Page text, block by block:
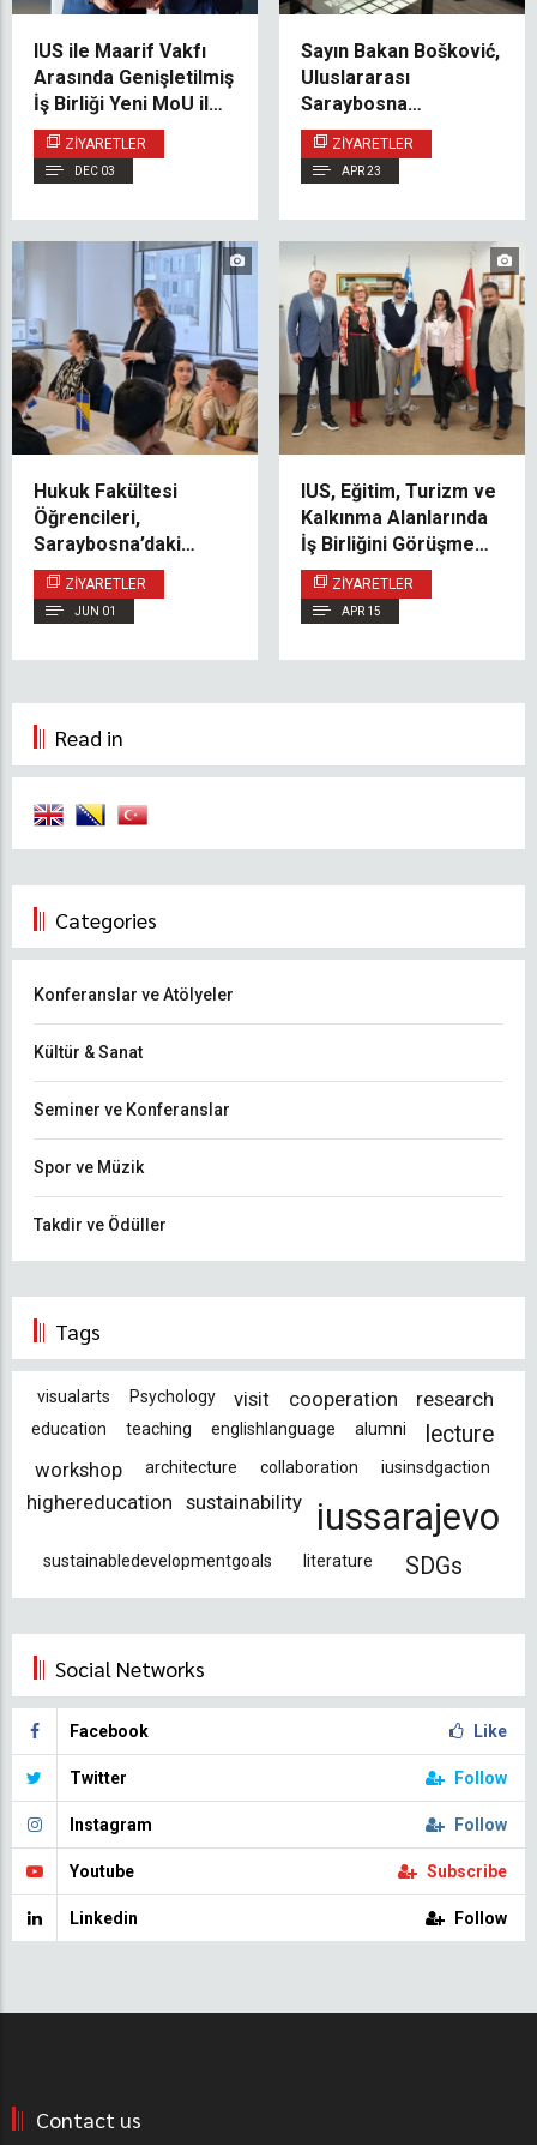
IUS ile Maarif Vakfı
Arasında Genişletilmiş
İş Birliği Yeni MoU ile
Resmiyet Kazandı
ZIYARETLER
DEC 03
Sayın Bakan Bošković,
Uluslararası
Saraybosna
Üniversitesi’ni Ziyaret
Etti
ZIYARETLER
APR 23
Hukuk Fakültesi
Öğrencileri,
Saraybosna’daki
Avrupa Konseyi
Ofisini Ziyaret Etti
ZIYARETLER
JUN 01
IUS, Eğitim, Turizm ve
Kalkınma Alanlarında
İş Birliğini Görüşmek
Üzere Ilidža
Belediyesi Heyetini
Ağırladı
ZIYARETLER
APR 15
Read in
Categories
Konferanslar ve Atölyeler
Kültür & Sanat
Seminer ve Konferanslar
Spor ve Müzik
Takdir ve Ödüller
Tags
visualarts Psychology visit cooperation research
education teaching englishlanguage alumni lecture
workshop architecture collaboration iusinsdgaction
highereducation sustainability iussarajevo
sustainabledevelopmentgoals literature SDGs
Social Networks
Facebook Like
Twitter Follow
Instagram Follow
Youtube Subscribe
Linkedin Follow
Contact us